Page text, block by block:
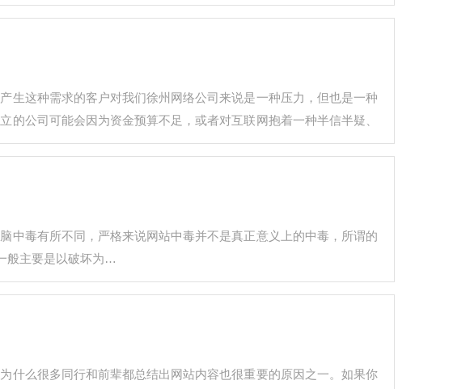
生这种需求的客户对我们徐州网络公司来说是一种压力，但也是一种
公司可能会因为资金预算不足，或者对互联网抱着一种半信半疑、
中毒有所不同，严格来说网站中毒并不是真正意义上的中毒，所谓的
般主要是以破坏为…
什么很多同行和前辈都总结出网站内容也很重要的原因之一。如果你